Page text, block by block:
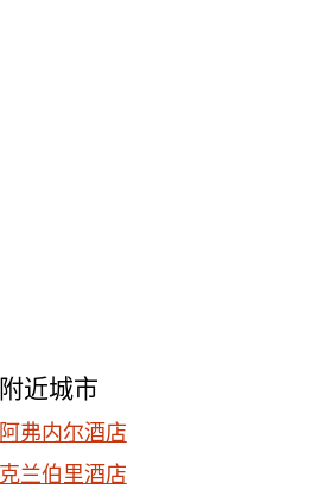
附近城市
阿弗内尔酒店
克兰伯里酒店